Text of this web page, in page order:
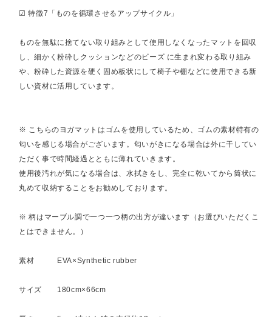
☑︎ 特徴7「ものを循環させるアップサイクル」
ものを無駄に捨てない取り組みとして使用しなくなったマットを回収
し、細かく粉砕しクッションなどのビーズ に生まれ変わる取り組み
や、粉砕した資源を硬く固め板状にして椅子や棚などに使用できる新
しい資材に活用しています。
※ こちらのヨガマットはゴムを使用しているため、ゴムの素材特有の
匂いを感じる場合がございます。匂いがきになる場合は外に干してい
ただく事で時間経過とともに薄れていきます。
使用後汚れが気になる場合は、水拭きをし、完全に乾いてから筒状に
丸めて収納することをお勧めしております。
※ 柄はマーブル調で一つ一つ柄の出方が違います（お選びいただくこ
とはできません。）
素材 EVA×Synthetic rubber
サイズ 180cm×66cm